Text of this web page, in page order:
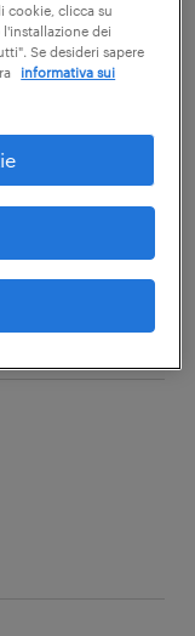
+
sulla
cookie, clicca su
dei
Se desideri sapere
informativa sui